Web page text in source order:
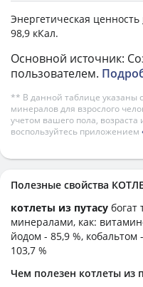
Энергетическая ценность
98,9 кКал.
Основной источник:
пользователем.
** В данной таблице указаны
минералов для взрослого
учетом вашего пола, возраста
воспользуйтесь приложением
Полезные свойства
котлеты из путасу
минералами, как:
йодом - 85,9 %,
103,7 %
Чем полезен котлеты из